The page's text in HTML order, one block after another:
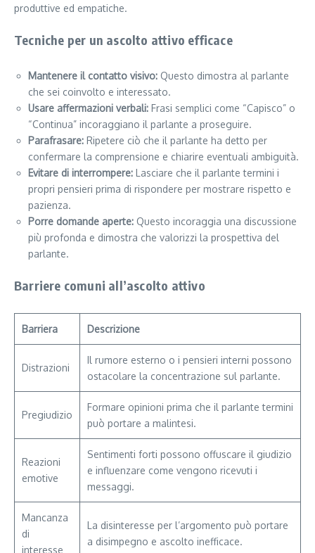
produttive ed empatiche.
Tecniche per un ascolto attivo efficace
Mantenere il contatto visivo: Questo dimostra al parlante
che sei coinvolto e interessato.
Usare affermazioni verbali: Frasi semplici come “Capisco” o
“Continua” incoraggiano il parlante a proseguire.
Parafrasare: Ripetere ciò che il parlante ha detto per
confermare la comprensione e chiarire eventuali ambiguità.
Evitare di interrompere: Lasciare che il parlante termini i
propri pensieri prima di rispondere per mostrare rispetto e
pazienza.
Porre domande aperte: Questo incoraggia una discussione
più profonda e dimostra che valorizzi la prospettiva del
parlante.
Barriere comuni all’ascolto attivo
Barriera Descrizione
Distrazioni
Il rumore esterno o i pensieri interni possono
ostacolare la concentrazione sul parlante.
Pregiudizio
Formare opinioni prima che il parlante termini
può portare a malintesi.
Reazioni
emotive
Sentimenti forti possono offuscare il giudizio
e influenzare come vengono ricevuti i
messaggi.
Mancanza
di
interesse
La disinteresse per l’argomento può portare
a disimpegno e ascolto inefficace.